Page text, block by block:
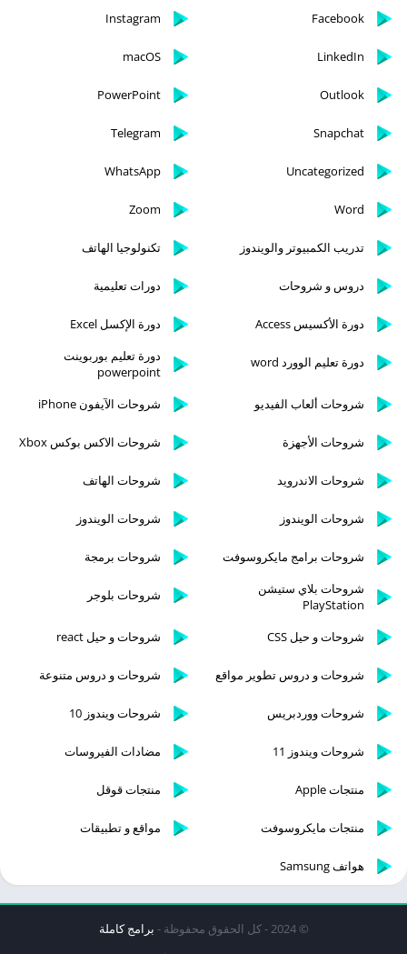
Facebook
Instagram
LinkedIn
macOS
Outlook
PowerPoint
Snapchat
Telegram
Uncategorized
WhatsApp
Word
Zoom
تدريب الكمبيوتر والويندوز تكنولوجيا الهاتف
دروس و شروحات دورات تعليمية
دورة الأكسيس Access دورة الإكسل Excel
دورة تعليم الوورد word
دورة تعليم بوربوينت
powerpoint
شروحات ألعاب الفيديو
شروحات الآيفون iPhone
شروحات الأجهزة شروحات الاكس بوكس Xbox
شروحات الاندرويد شروحات الهاتف
شروحات الويندوز شروحات الويندوز
شروحات برامج مايكروسوفت
شروحات برمجة
شروحات بلاي ستيشن
PlayStation
شروحات بلوجر
شروحات و حيل CSS شروحات و حيل react
شروحات و دروس تطوير مواقع شروحات و دروس متنوعة
شروحات ووردبريس شروحات ويندوز 10
شروحات ويندوز 11 مضادات الفيروسات
منتجات Apple منتجات قوقل
منتجات مايكروسوفت مواقع و تطبيقات
هواتف Samsung
© 2024 - كل الحقوق محفوظة - برامج كاملة